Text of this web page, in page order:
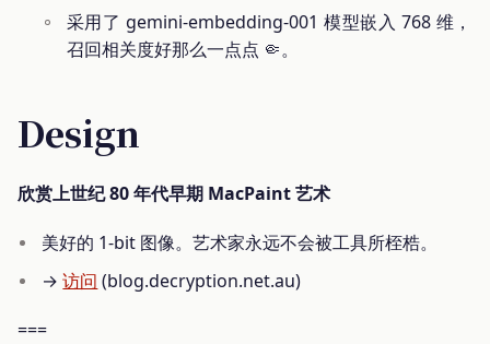
采用了 gemini-embedding-001 模型嵌入 768 维，
召回相关度好那么一点点 🤏。
Design
欣赏上世纪 80 年代早期 MacPaint 艺术
美好的 1-bit 图像。艺术家永远不会被工具所桎梏。
→访问 (blog.decryption.net.au)
===